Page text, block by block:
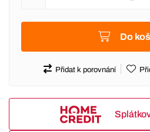
Do
Přidat k porovnání